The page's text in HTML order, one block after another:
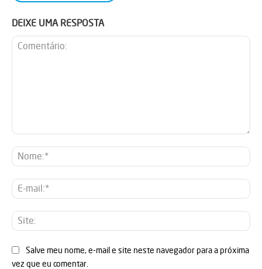
DEIXE UMA RESPOSTA
E-
Salve meu nome, e-mail e site neste navegador para a próxima
vez que eu comentar.